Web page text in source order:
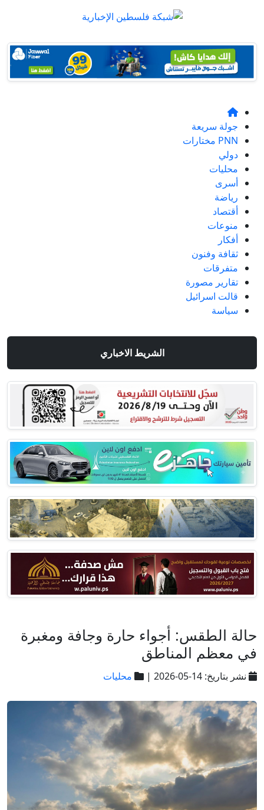
جولة سريعة
PNN مختارات
دولي
محليات
أسرى
رياضة
أقتصاد
منوعات
أفكار
ثقافة وفنون
متفرقات
تقارير مصورة
قالت اسرائيل
سياسة
الشريط الاخباري
حالة الطقس: أجواء حارة وجافة ومغبرة
في معظم المناطق
نشر بتاريخ: 14-05-2026 | محليات